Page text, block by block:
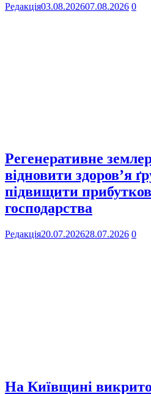
Редакція03.08.202607.08.2026 0
Регенеративне
відновити здоров’я
підвищити
господарства
Редакція20.07.202628.07.2026 0
На Київщині